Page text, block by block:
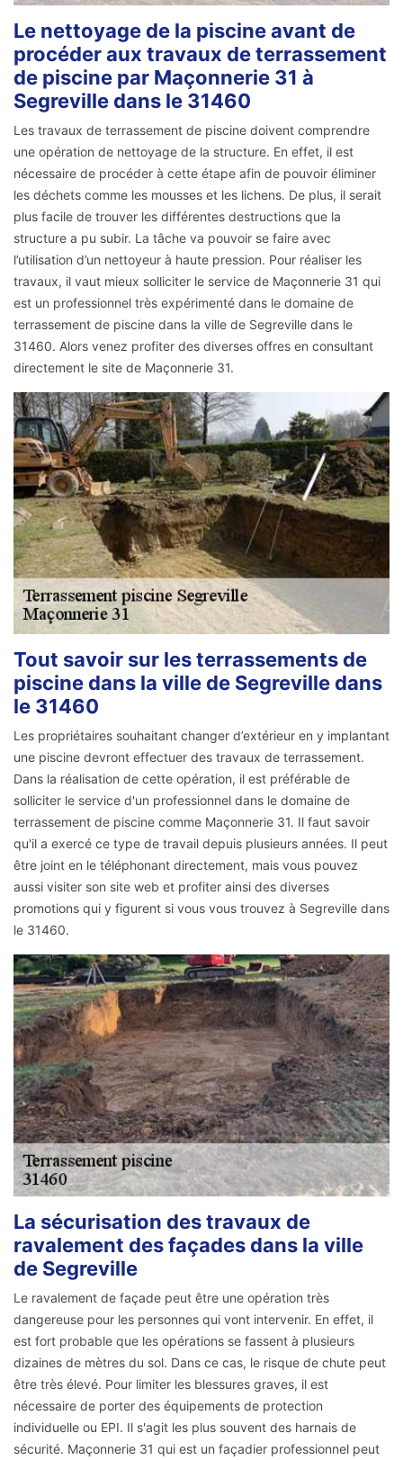
Le nettoyage de la piscine avant de
procéder aux travaux de terrassement
de piscine par Maçonnerie 31 à
Segreville dans le 31460
Les travaux de terrassement de piscine doivent comprendre
une opération de nettoyage de la structure. En effet, il est
nécessaire de procéder à cette étape afin de pouvoir éliminer
les déchets comme les mousses et les lichens. De plus, il serait
plus facile de trouver les différentes destructions que la
structure a pu subir. La tâche va pouvoir se faire avec
l’utilisation d’un nettoyeur à haute pression. Pour réaliser les
travaux, il vaut mieux solliciter le service de Maçonnerie 31 qui
est un professionnel très expérimenté dans le domaine de
terrassement de piscine dans la ville de Segreville dans le
31460. Alors venez profiter des diverses offres en consultant
directement le site de Maçonnerie 31.
Tout savoir sur les terrassements de
piscine dans la ville de Segreville dans
le 31460
Les propriétaires souhaitant changer d’extérieur en y implantant
une piscine devront effectuer des travaux de terrassement.
Dans la réalisation de cette opération, il est préférable de
solliciter le service d'un professionnel dans le domaine de
terrassement de piscine comme Maçonnerie 31. Il faut savoir
qu'il a exercé ce type de travail depuis plusieurs années. Il peut
être joint en le téléphonant directement, mais vous pouvez
aussi visiter son site web et profiter ainsi des diverses
promotions qui y figurent si vous vous trouvez à Segreville dans
le 31460.
La sécurisation des travaux de
ravalement des façades dans la ville
de Segreville
Le ravalement de façade peut être une opération très
dangereuse pour les personnes qui vont intervenir. En effet, il
est fort probable que les opérations se fassent à plusieurs
dizaines de mètres du sol. Dans ce cas, le risque de chute peut
être très élevé. Pour limiter les blessures graves, il est
nécessaire de porter des équipements de protection
individuelle ou EPI. Il s'agit les plus souvent des harnais de
sécurité. Maçonnerie 31 qui est un façadier professionnel peut